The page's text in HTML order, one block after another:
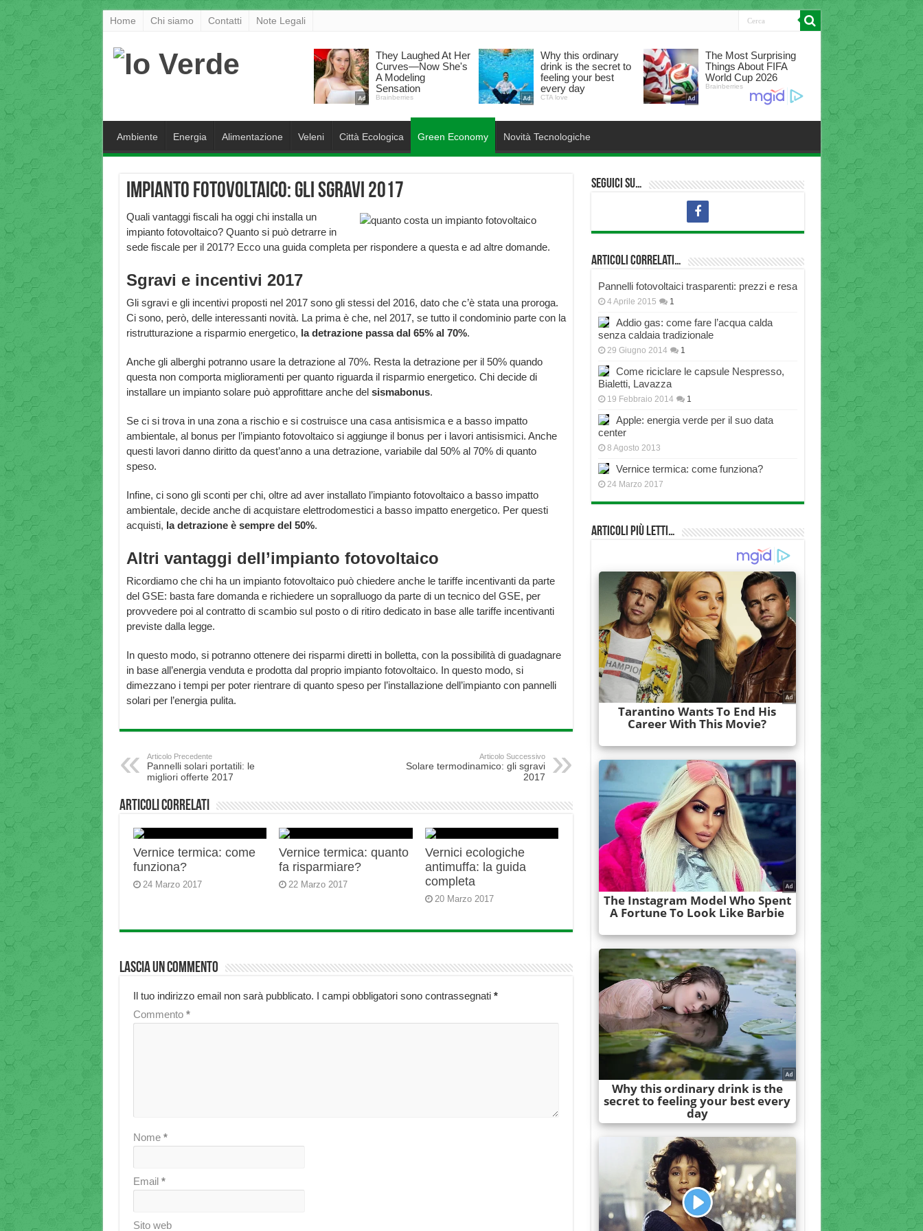
Home Chi siamo Contatti Note Legali
Ambiente Energia Alimentazione Veleni Città Ecologica Green Economy Novità Tecnologiche
Impianto fotovoltaico: gli sgravi 2017
Quali vantaggi fiscali ha oggi chi installa un
impianto fotovoltaico? Quanto si può detrarre in
sede fiscale per il 2017? Ecco una guida completa per rispondere a questa e ad altre domande.
Sgravi e incentivi 2017
Gli sgravi e gli incentivi proposti nel 2017 sono gli stessi del 2016, dato che c’è stata una proroga.
Ci sono, però, delle interessanti novità. La prima è che, nel 2017, se tutto il condominio parte con la
ristrutturazione a risparmio energetico, la detrazione passa dal 65% al 70%.
Anche gli alberghi potranno usare la detrazione al 70%. Resta la detrazione per il 50% quando
questa non comporta miglioramenti per quanto riguarda il risparmio energetico. Chi decide di
installare un impianto solare può approfittare anche del sismabonus.
Se ci si trova in una zona a rischio e si costruisce una casa antisismica e a basso impatto
ambientale, al bonus per l’impianto fotovoltaico si aggiunge il bonus per i lavori antisismici. Anche
questi lavori danno diritto da quest’anno a una detrazione, variabile dal 50% al 70% di quanto
speso.
Infine, ci sono gli sconti per chi, oltre ad aver installato l’impianto fotovoltaico a basso impatto
ambientale, decide anche di acquistare elettrodomestici a basso impatto energetico. Per questi
acquisti, la detrazione è sempre del 50%.
Altri vantaggi dell’impianto fotovoltaico
Ricordiamo che chi ha un impianto fotovoltaico può chiedere anche le tariffe incentivanti da parte
del GSE: basta fare domanda e richiedere un sopralluogo da parte di un tecnico del GSE, per
provvedere poi al contratto di scambio sul posto o di ritiro dedicato in base alle tariffe incentivanti
previste dalla legge.
In questo modo, si potranno ottenere dei risparmi diretti in bolletta, con la possibilità di guadagnare
in base all’energia venduta e prodotta dal proprio impianto fotovoltaico. In questo modo, si
dimezzano i tempi per poter rientrare di quanto speso per l’installazione dell’impianto con pannelli
solari per l’energia pulita.
Articolo Precedente
Pannelli solari portatili: le
migliori offerte 2017
Articolo Successivo
Solare termodinamico: gli sgravi
2017
Articoli correlati
Vernice termica: come
funziona?
24 Marzo 2017
Vernice termica: quanto
fa risparmiare?
22 Marzo 2017
Vernici ecologiche
antimuffa: la guida
completa
20 Marzo 2017
Lascia un commento
Il tuo indirizzo email non sarà pubblicato. I campi obbligatori sono contrassegnati *
Commento *
Nome *
Email *
Sito web
Seguici su…
Articoli correlati…
Pannelli fotovoltaici trasparenti: prezzi e resa
4 Aprile 2015 1
Addio gas: come fare l’acqua calda
senza caldaia tradizionale
29 Giugno 2014 1
Come riciclare le capsule Nespresso,
Bialetti, Lavazza
19 Febbraio 2014 1
Apple: energia verde per il suo data
center
8 Agosto 2013
Vernice termica: come funziona?
24 Marzo 2017
Articoli più Letti…